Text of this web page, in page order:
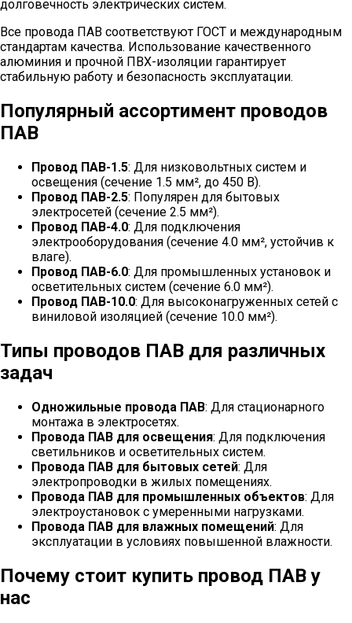
долговечность электрических систем.
Все провода ПАВ соответствуют ГОСТ и международным
стандартам качества. Использование качественного
алюминия и прочной ПВХ-изоляции гарантирует
стабильную работу и безопасность эксплуатации.
Популярный ассортимент проводов
ПАВ
Провод ПАВ-1.5: Для низковольтных систем и
освещения (сечение 1.5 мм², до 450 В).
Провод ПАВ-2.5: Популярен для бытовых
электросетей (сечение 2.5 мм²).
Провод ПАВ-4.0: Для подключения
электрооборудования (сечение 4.0 мм², устойчив к
влаге).
Провод ПАВ-6.0: Для промышленных установок и
осветительных систем (сечение 6.0 мм²).
Провод ПАВ-10.0: Для высоконагруженных сетей с
виниловой изоляцией (сечение 10.0 мм²).
Типы проводов ПАВ для различных
задач
Одножильные провода ПАВ: Для стационарного
монтажа в электросетях.
Провода ПАВ для освещения: Для подключения
светильников и осветительных систем.
Провода ПАВ для бытовых сетей: Для
электропроводки в жилых помещениях.
Провода ПАВ для промышленных объектов: Для
электроустановок с умеренными нагрузками.
Провода ПАВ для влажных помещений: Для
эксплуатации в условиях повышенной влажности.
Почему стоит купить провод ПАВ у
нас